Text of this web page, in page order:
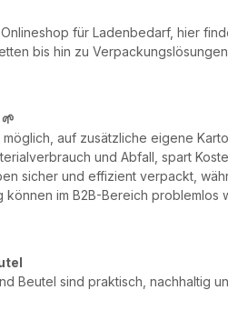
für Ladenbedarf, hier
bis hin zu
auf zusätzliche eigene
und Abfall, spart
sicher und effizient verpackt,
können im B2B-Bereich
Beutel sind praktisch, nachhaltig